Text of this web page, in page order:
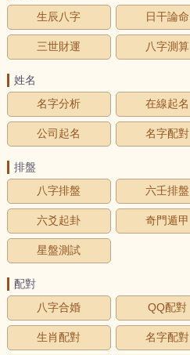
生辰八字
日干論命
三世財運 八字測算
姓名
名字分析
在線起名
公司起名 名字配對
排盤
八字排盤
六壬排盤
六爻起卦 奇門遁甲
星盤測試
配對
八字合婚
QQ配對
生肖配對 名字配對